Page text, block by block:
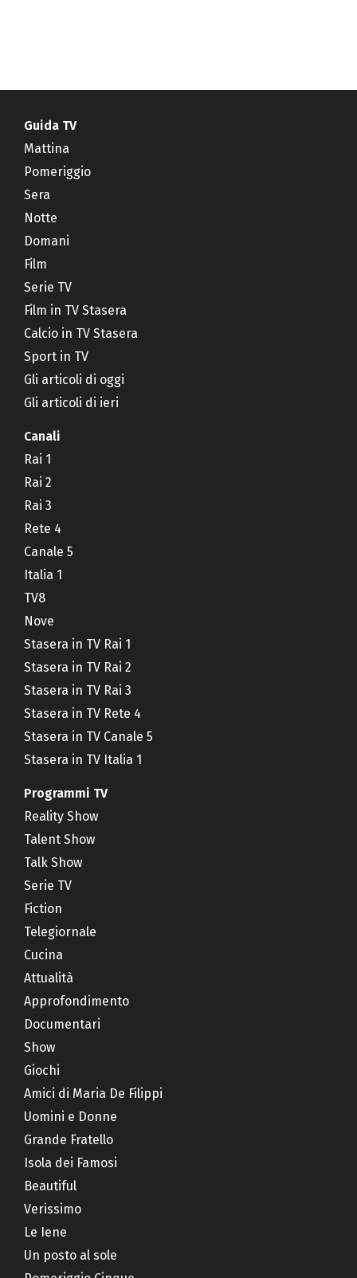
Guida TV
Mattina
Pomeriggio
Sera
Notte
Domani
Film
Serie TV
Film in TV Stasera
Calcio in TV Stasera
Sport in TV
Gli articoli di oggi
Gli articoli di ieri
Canali
Rai 1
Rai 2
Rai 3
Rete 4
Canale 5
Italia 1
TV8
Nove
Stasera in TV Rai 1
Stasera in TV Rai 2
Stasera in TV Rai 3
Stasera in TV Rete 4
Stasera in TV Canale 5
Stasera in TV Italia 1
Programmi TV
Reality Show
Talent Show
Talk Show
Serie TV
Fiction
Telegiornale
Cucina
Attualità
Approfondimento
Documentari
Show
Giochi
Amici di Maria De Filippi
Uomini e Donne
Grande Fratello
Isola dei Famosi
Beautiful
Verissimo
Le Iene
Un posto al sole